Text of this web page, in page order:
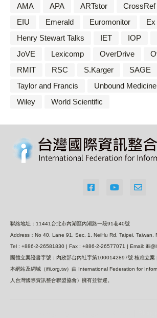
AMA APA ARTstor CrossRef
EIU
Emerald Euromonitor
Ex
Henry Stewart Talks
IET IOP
JoVE
Lexicomp OverDrive
RMIT
RSC S.Karger SAGE
Taylor and Francis
Unbound Medicine
Wiley
World Scientific
聯絡地址：11441台北市內湖區內湖路一段91巷40號
Address：No 40, Lane 91, Sec. 1, NeiHu Rd. Taipei, Taiwan,
Tel : +886-2-26581830 | Fax : +886-2-26577071 | Email:
團體立案證書字號：內政部台內社字第1000142897號 核准立
本網站及網域（ifii.org.tw）由 International Federation for
人台灣國際資訊整合聯盟協會）擁有並營運。